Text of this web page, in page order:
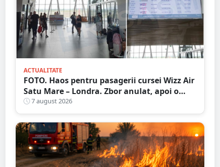
ACTUALITATE
FOTO. Haos pentru pasagerii cursei Wizz Air
Satu Mare – Londra. Zbor anulat, apoi o
nouă întârziere. Fără explicații clare
7 august 2026